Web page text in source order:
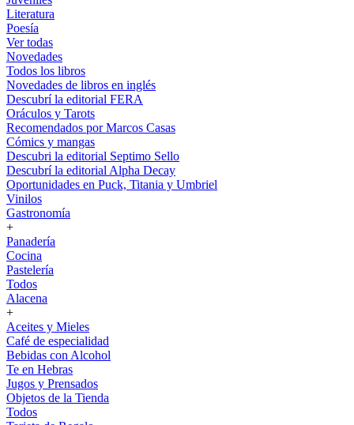
Literatura
Poesía
Ver todas
Novedades
Todos los libros
Novedades de libros en inglés
Descubrí la editorial FERA
Oráculos y Tarots
Recomendados por Marcos Casas
Cómics y mangas
Descubri la editorial Septimo Sello
Descubrí la editorial Alpha Decay
Oportunidades en Puck, Titania y Umbriel
Vinilos
Gastronomía
+
Panadería
Cocina
Pastelería
Todos
Alacena
+
Aceites y Mieles
Café de especialidad
Bebidas con Alcohol
Te en Hebras
Jugos y Prensados
Objetos de la Tienda
Todos